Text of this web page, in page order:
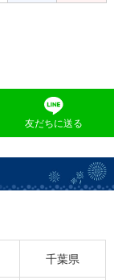
友だちに送る
千葉県